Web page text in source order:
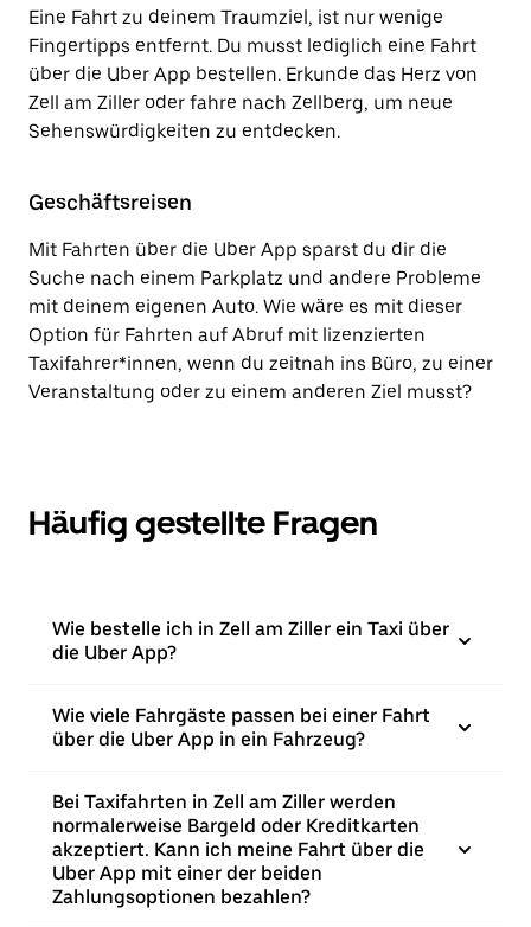
Eine Fahrt zu deinem Traumziel, ist nur wenige
Fingertipps entfernt. Du musst lediglich eine Fahrt
über die Uber App bestellen. Erkunde das Herz von
Zell am Ziller oder fahre nach Zellberg, um neue
Sehenswürdigkeiten zu entdecken.
Geschäftsreisen
Mit Fahrten über die Uber App sparst du dir die
Suche nach einem Parkplatz und andere Probleme
mit deinem eigenen Auto. Wie wäre es mit dieser
Option für Fahrten auf Abruf mit lizenzierten
Taxifahrer*innen, wenn du zeitnah ins Büro, zu einer
Veranstaltung oder zu einem anderen Ziel musst?
Häufig gestellte Fragen
Wie bestelle ich in Zell am Ziller ein Taxi über
die Uber App?
Wie viele Fahrgäste passen bei einer Fahrt
über die Uber App in ein Fahrzeug?
Bei Taxifahrten in Zell am Ziller werden
normalerweise Bargeld oder Kreditkarten
akzeptiert. Kann ich meine Fahrt über die
Uber App mit einer der beiden
Zahlungsoptionen bezahlen?